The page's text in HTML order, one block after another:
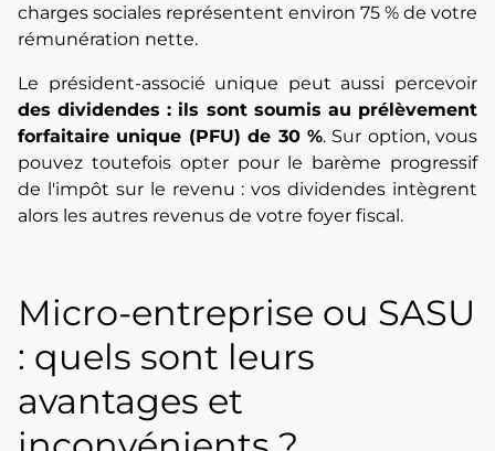
charges sociales représentent environ 75 % de votre
rémunération nette.
Le président-associé unique peut aussi percevoir
des dividendes : ils sont soumis au prélèvement
forfaitaire unique (PFU) de 30 %. Sur option, vous
pouvez toutefois opter pour le barème progressif
de l'impôt sur le revenu : vos dividendes intègrent
alors les autres revenus de votre foyer fiscal.
Micro-entreprise ou SASU
: quels sont leurs
avantages et